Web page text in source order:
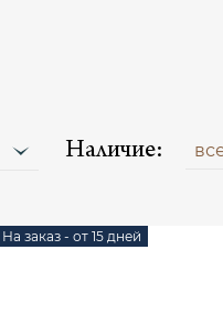
Наличие:
На заказ - от 15 дней